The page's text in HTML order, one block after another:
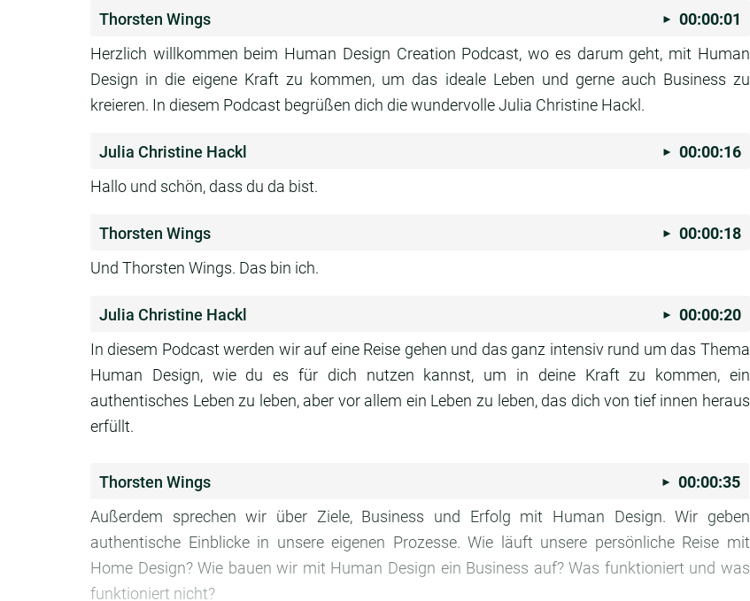
Thorsten Wings
00:00:01
Herzlich willkommen beim Human Design Creation Podcast, wo es darum geht, mit Human
Design in die eigene Kraft zu kommen, um das ideale Leben und gerne auch Business zu
kreieren. In diesem Podcast begrüßen dich die wundervolle Julia Christine Hackl.
Julia Christine Hackl
00:00:16
Hallo und schön, dass du da bist.
Thorsten Wings
00:00:18
Und Thorsten Wings. Das bin ich.
Julia Christine Hackl
00:00:20
In diesem Podcast werden wir auf eine Reise gehen und das ganz intensiv rund um das Thema
Human Design, wie du es für dich nutzen kannst, um in deine Kraft zu kommen, ein
authentisches Leben zu leben, aber vor allem ein Leben zu leben, das dich von tief innen heraus
erfüllt.
Thorsten Wings
00:00:35
Außerdem sprechen wir über Ziele, Business und Erfolg mit Human Design. Wir geben
authentische Einblicke in unsere eigenen Prozesse. Wie läuft unsere persönliche Reise mit
Home Design? Wie bauen wir mit Human Design ein Business auf? Was funktioniert und was
funktioniert nicht?